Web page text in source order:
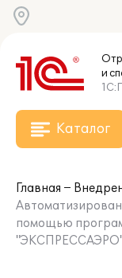
и
Каталог
Главная
Автоматизирован
помощью